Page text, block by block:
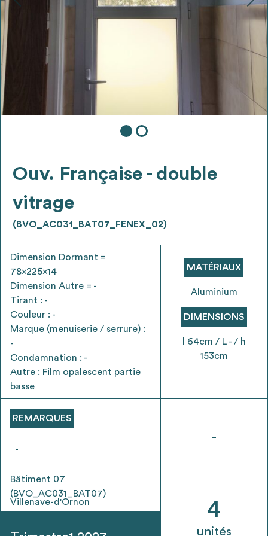
4
Ajouter les matériaux intéressants à "ma
liste
Exporter sa liste et ses fiches produits
Être recontacté afin d’obtenir plus de
renseignements sur les modalités et
stratégies de récupérations
* Attention, l’ajout des matériaux à sa liste et son envoi ne
vaut aucunement réservation.
Ouv. Française - double
vitrage
(BVO_AC031_BAT07_FENEX_02)
Dimension Dormant =
78x225x14
Dimension Autre = -
Tirant : -
Couleur : -
Marque (menuiserie / serrure) :
-
Condamnation : -
Autre : Film opalescent partie
basse
REMARQUES
-
Bâtiment 07
(BVO_AC031_BAT07)
Villenave-d'Ornon
MATÉRIAUX
Aluminium
DIMENSIONS
l 64cm / L - / h
153cm
-
4
unités